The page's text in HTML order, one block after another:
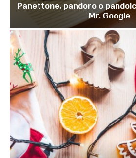
Panettone, pandoro o
Mr. Google